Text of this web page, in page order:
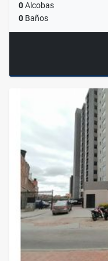
0Alcobas
0 Baños